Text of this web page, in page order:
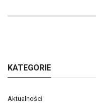
KATEGORIE
Aktualności